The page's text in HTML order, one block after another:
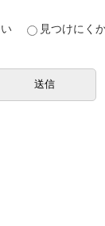
見つけにく